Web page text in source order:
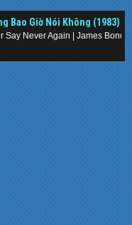
Bao Giờ Nói Không (1983)
Say Never Again | James Bond